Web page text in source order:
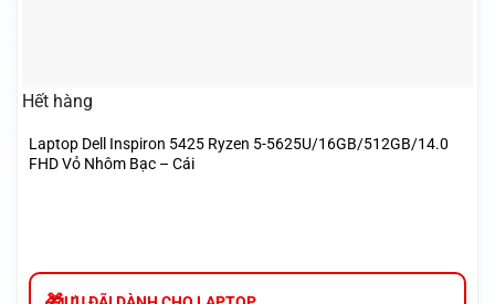
Hết hàng
Laptop Dell Inspiron 5425 Ryzen 5-5625U/16GB/512GB/14.0
FHD Vỏ Nhôm Bạc – Cái